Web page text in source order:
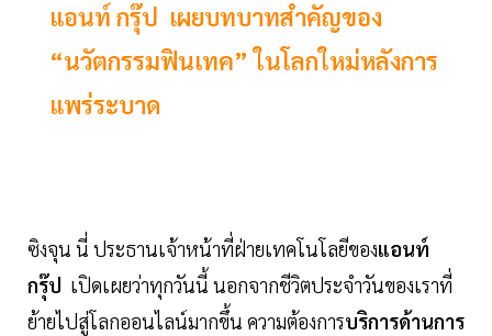
แอนท์ กรุ๊ป เผยบทบาทสำคัญของ
“นวัตกรรมฟินเทค” ในโลกใหม่หลังการ
แพร่ระบาด
ซิงจุน นี่ ประธานเจ้าหน้าที่ฝ่ายเทคโนโลยีของแอนท์
กรุ๊ป เปิดเผยว่าทุกวันนี้ นอกจากชีวิตประจำวันของเราที่
ย้ายไปสู่โลกออนไลน์มากขึ้น ความต้องการบริการด้านการ